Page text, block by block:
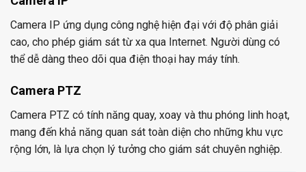
Camera IP ứng dụng công nghệ hiện đại với độ phân giải
cao, cho phép giám sát từ xa qua Internet. Người dùng có
thể dễ dàng theo dõi qua điện thoại hay máy tính.
Camera PTZ
Camera PTZ có tính năng quay, xoay và thu phóng linh hoạt,
mang đến khả năng quan sát toàn diện cho những khu vực
rộng lớn, là lựa chọn lý tưởng cho giám sát chuyên nghiệp.